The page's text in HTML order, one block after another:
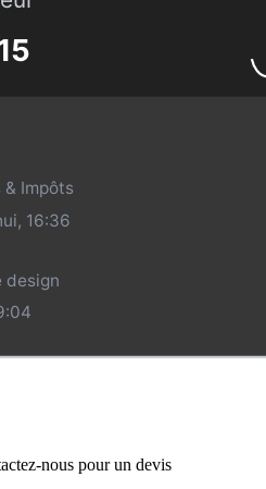
nous pour un devis